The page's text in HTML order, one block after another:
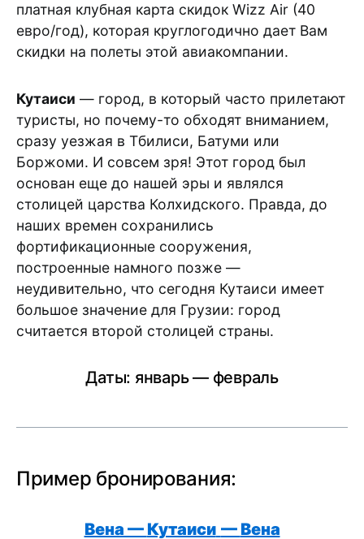
платная клубная карта скидок Wizz Air (40
евро/год), которая круглогодично дает Вам
скидки на полеты этой авиакомпании.
Кутаиси — город, в который часто прилетают
туристы, но почему-то обходят вниманием,
сразу уезжая в Тбилиси, Батуми или
Боржоми. И совсем зря! Этот город был
основан еще до нашей эры и являлся
столицей царства Колхидского. Правда, до
наших времен сохранились
фортификационные сооружения,
построенные намного позже —
неудивительно, что сегодня Кутаиси имеет
большое значение для Грузии: город
считается второй столицей страны.
Даты: январь — февраль
Пример бронирования:
Вена — Кутаиси — Вена